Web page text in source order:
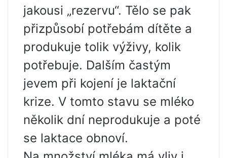
jakousi „rezervu“. Tělo se pak
přizpůsobí potřebám dítěte a
produkuje tolik výživy, kolik
potřebuje. Dalším častým
jevem při kojení je laktační
krize. V tomto stavu se mléko
několik dní neprodukuje a poté
se laktace obnoví.